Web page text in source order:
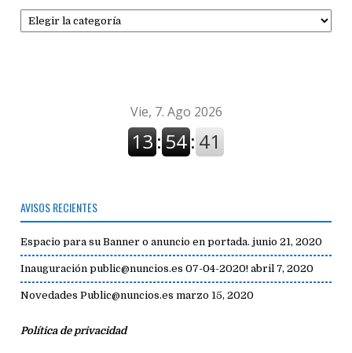
Secciones
de
AVISOS RECIENTES
Espacio para su Banner o anuncio en portada. junio 21, 2020
Inauguración public@nuncios.es 07-04-2020! abril 7, 2020
Novedades Public@nuncios.es marzo 15, 2020
Política de privacidad